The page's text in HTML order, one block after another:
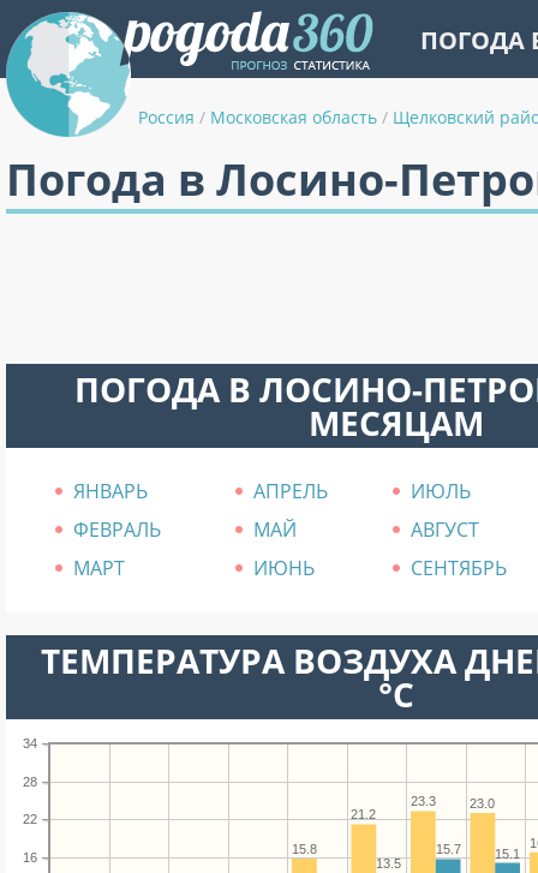
ПОГОДА
Россия / Московская область / Щелковский
Погода в Лосино-
ПОГОДА В ЛОСИНО-
МЕСЯЦАМ
ЯНВАРЬ АПРЕЛЬ
ИЮЛЬ
ФЕВРАЛЬ
МАЙ
АВГУСТ
МАРТ
ИЮНЬ СЕНТЯБРЬ
ТЕМПЕРАТУРА ВОЗДУХА
°C
16
22
28
34
23.0
23.3
21.2
15.8 15.1
15.7
13.5